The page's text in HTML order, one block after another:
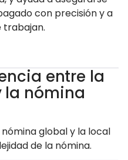
con precisión y a
entre la
la nómina
global y la local
de la nómina.